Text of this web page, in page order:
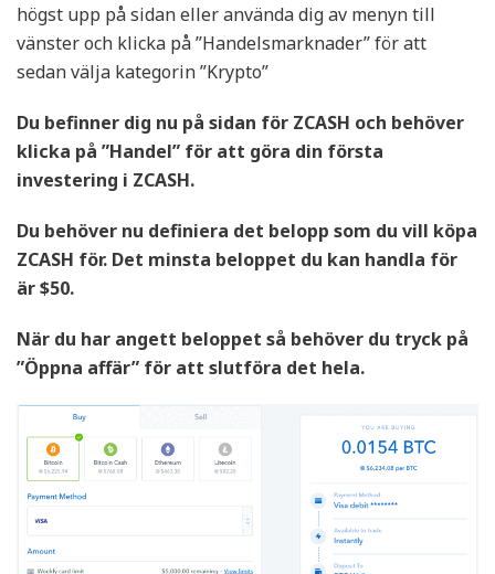
högst upp på sidan eller använda dig av menyn till
vänster och klicka på ”Handelsmarknader” för att
sedan välja kategorin ”Krypto”
Du befinner dig nu på sidan för ZCASH och behöver
klicka på ”Handel” för att göra din första
investering i ZCASH.
Du behöver nu definiera det belopp som du vill köpa
ZCASH för. Det minsta beloppet du kan handla för
är $50.
När du har angett beloppet så behöver du tryck på
”Öppna affär” för att slutföra det hela.